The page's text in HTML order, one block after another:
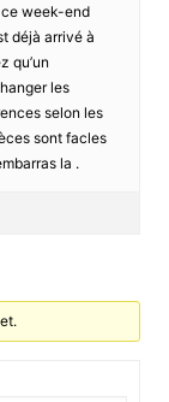
ce week-end
déjà arrivé à
qu’un
les
selon les
sont facles
la .